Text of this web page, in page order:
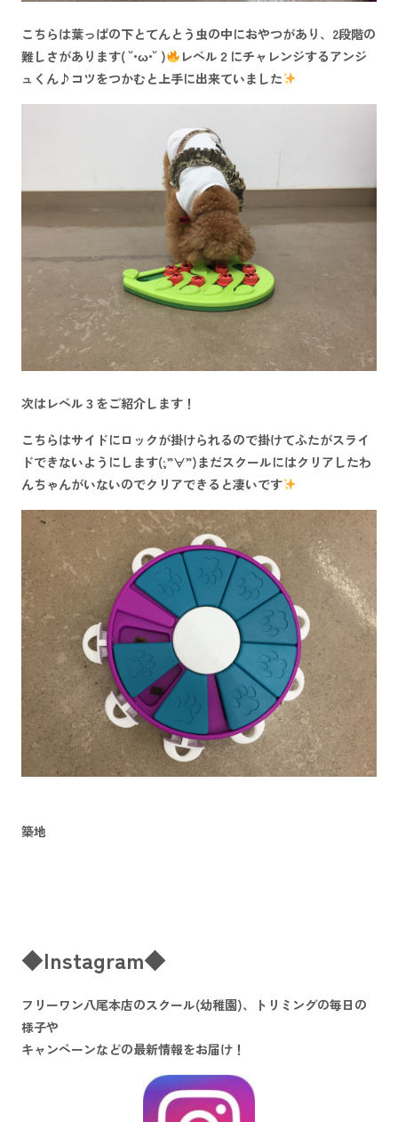
こちらは葉っぱの下とてんとう虫の中におやつがあり、2段階の
難しさがあります( ˘•ω•˘ )
レベル２にチャレンジするアンジ
ュくん♪コツをつかむと上手に出来ていました
次はレベル３をご紹介します！
こちらはサイドにロックが掛けられるので掛けてふたがスライ
ドできないようにします(;”∀”)まだスクールにはクリアしたわ
んちゃんがいないのでクリアできると凄いです
築地
◆Instagram◆
フリーワン八尾本店のスクール(幼稚園)、トリミングの毎日の
様子や
キャンペーンなどの最新情報をお届け！